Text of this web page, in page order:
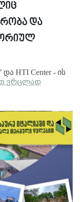
და
და HTI Center - ის
ვრცლად